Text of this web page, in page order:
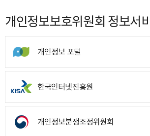
개인정보보호위원회 정보서
개인정보 포털
한국인터넷진흥원
개인정보분쟁조정위원회